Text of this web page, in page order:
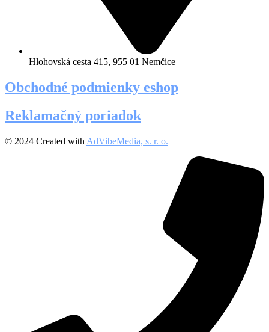
Hlohovská cesta 415, 955 01 Nemčice
Obchodné podmienky eshop
Reklamačný poriadok
© 2024 Created with AdVibeMedia, s. r. o.